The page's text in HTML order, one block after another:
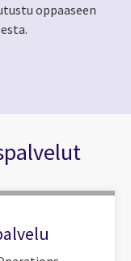
oppaaseen